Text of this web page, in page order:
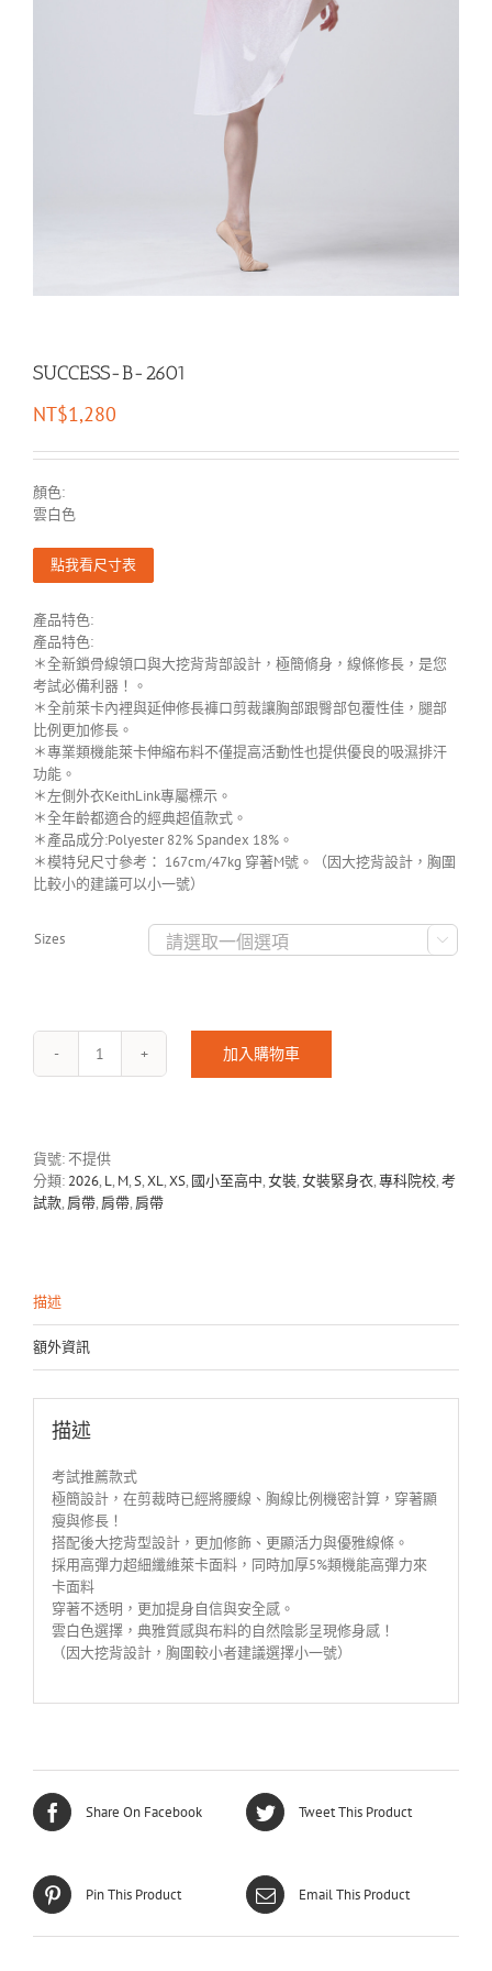
SUCCESS-B-2601
NT$1,280
顏色:
雲白色
點我看尺寸表
產品特色:
產品特色:
＊全新鎖骨線領口與大挖背背部設計，極簡脩身，線條修長，是您
考試必備利器！。
＊全前萊卡內裡與延伸修長褲口剪裁讓胸部跟臀部包覆性佳，腿部
比例更加修長。
＊專業類機能萊卡伸縮布料不僅提高活動性也提供優良的吸濕排汗
功能。
＊左側外衣KeithLink專屬標示。
＊全年齡都適合的經典超值款式。
＊產品成分:Polyester 82% Spandex 18%。
＊模特兒尺寸參考： 167cm/47kg 穿著M號。（因大挖背設計，胸圍
比較小的建議可以小一號）
Sizes 
SUCCESS-
量
加入購物車
貨號:不提供
分類: 2026, L, M,S,XL,XS, 國小至高中,女裝,女裝緊身衣,專科院校,考
試款, 肩帶, 肩帶, 肩帶
描述
額外資訊
描述
考試推薦款式
極簡設計，在剪裁時已經將腰線、胸線比例機密計算，穿著顯
瘦與修長！
搭配後大挖背型設計，更加修飾、更顯活力與優雅線條。
採用高彈力超細纖維萊卡面料，同時加厚5%類機能高彈力來
卡面料
穿著不透明，更加提身自信與安全感。
雲白色選擇，典雅質感與布料的自然陰影呈現修身感！
（因大挖背設計，胸圍較小者建議選擇小一號）
Share On Facebook Tweet This Product
Pin This Product Email This Product